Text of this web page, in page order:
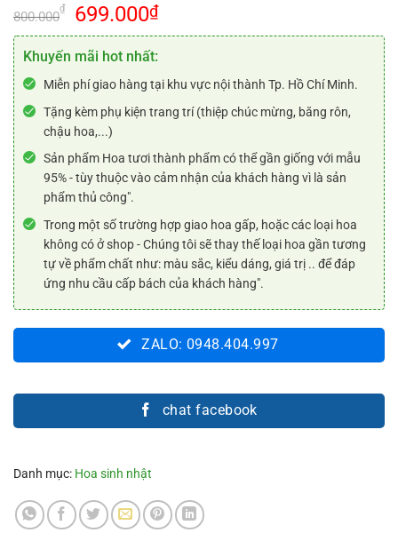
800.000
₫
Giá
gốc
là:
800.000₫.
699.000₫Giá
hiện
tại
là:
699.000₫.
Khuyến mãi hot nhất:
Miễn phí giao hàng tại khu vực nội thành Tp. Hồ Chí Minh.
Tặng kèm phụ kiện trang trí (thiệp chúc mừng, băng rôn,
chậu hoa,...)
Sản phẩm Hoa tươi thành phẩm có thể gần giống với mẫu
95% - tùy thuộc vào cảm nhận của khách hàng vì là sản
phẩm thủ công".
Trong một số trường hợp giao hoa gấp, hoặc các loại hoa
không có ở shop - Chúng tôi sẽ thay thế loại hoa gần tương
tự về phẩm chất như: màu sắc, kiểu dáng, giá trị .. để đáp
ứng nhu cầu cấp bách của khách hàng".
ZALO: 0948.404.997
chat facebook
Danh mục: Hoa sinh nhật